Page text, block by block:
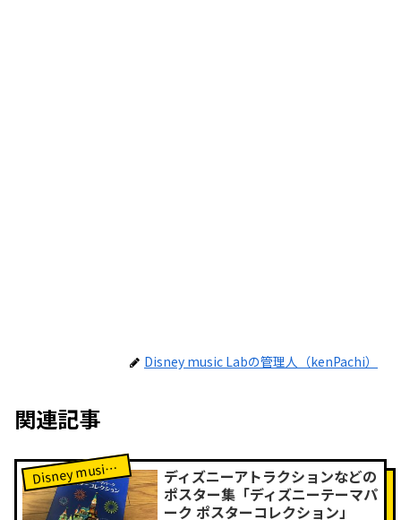
Disney music Labの管理人（kenPachi）
関連記事
Disney music Labレポート
ディズニーアトラクションなどの
ポスター集「ディズニーテーマパ
ーク ポスターコレクション」